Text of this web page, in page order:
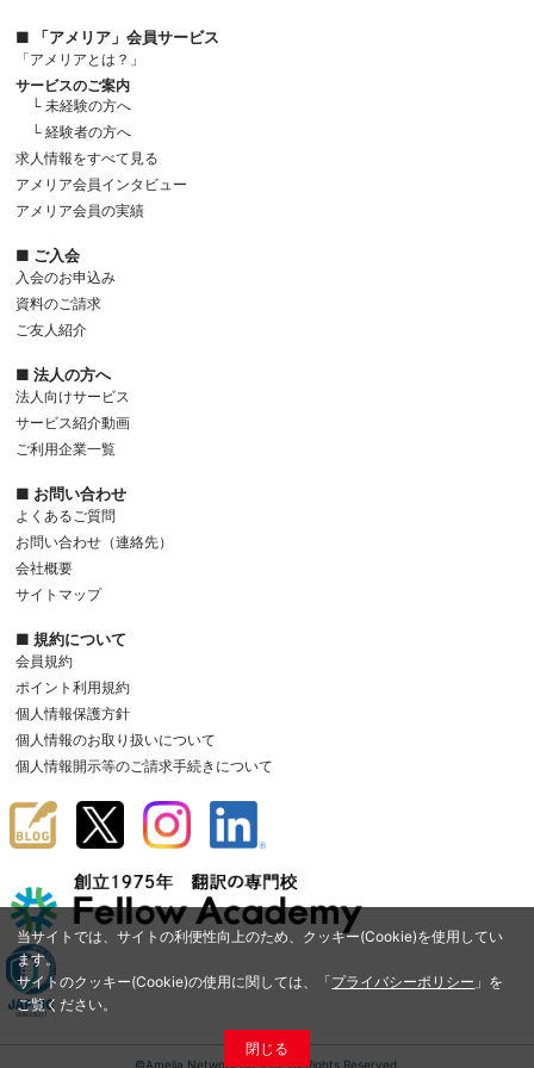
当サイトでは、サイトの利便性向上のため、クッキー(Cookie)を使用してい
ます。
サイトのクッキー(Cookie)の使用に関しては、「プライバシーポリシー 」を
ご覧ください。
閉じる
■ 「アメリア」会員サービス
「アメリアとは？」
サービスのご案内
└ 未経験の方へ
└ 経験者の方へ
求人情報をすべて見る
アメリア会員インタビュー
アメリア会員の実績
■ ご入会
入会のお申込み
資料のご請求
ご友人紹介
■ 法人の方へ
法人向けサービス
サービス紹介動画
ご利用企業一覧
■ お問い合わせ
よくあるご質問
お問い合わせ（連絡先）
会社概要
サイトマップ
■ 規約について
会員規約
ポイント利用規約
個人情報保護方針
個人情報のお取り扱いについて
個人情報開示等のご請求手続きについて
©Amelia Network Co.,Ltd. All Rights Reserved.